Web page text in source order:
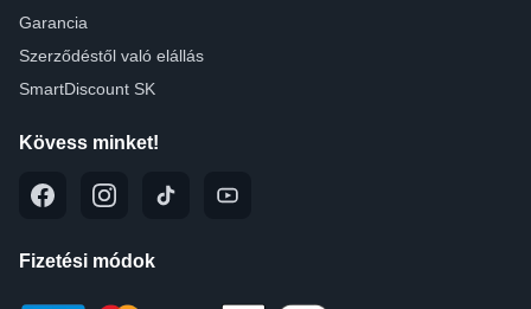
Garancia
Szerződéstől való elállás
SmartDiscount SK
Kövess minket!
Fizetési módok